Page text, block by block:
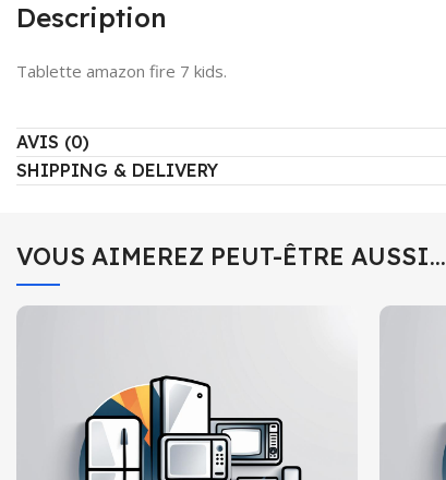
Description
Tablette amazon fire 7 kids.
AVIS (0)
SHIPPING & DELIVERY
VOUS AIMEREZ PEUT-ÊTRE AUSSI…